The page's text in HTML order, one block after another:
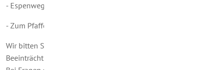
- Espenweg
- Zum Pfaffenberg ab Höhe Espenweg.
Wir bitten Sie jetzt schon, diese unvermeidlichen
Beeinträchtigungen zu entschuldigen.